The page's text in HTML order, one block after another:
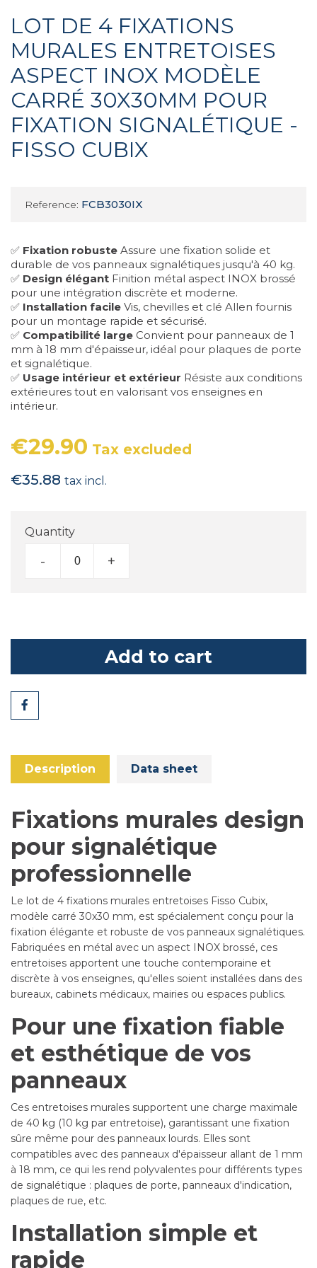
LOT DE 4 FIXATIONS
MURALES ENTRETOISES
ASPECT INOX MODÈLE
CARRÉ 30X30MM POUR
FIXATION SIGNALÉTIQUE -
FISSO CUBIX
Reference: FCB3030IX
✅ Fixation robuste Assure une fixation solide et
durable de vos panneaux signalétiques jusqu'à 40 kg.
✅ Design élégant Finition métal aspect INOX brossé
pour une intégration discrète et moderne.
✅ Installation facile Vis, chevilles et clé Allen fournis
pour un montage rapide et sécurisé.
✅ Compatibilité large Convient pour panneaux de 1
mm à 18 mm d'épaisseur, idéal pour plaques de porte
et signalétique.
✅ Usage intérieur et extérieur Résiste aux conditions
extérieures tout en valorisant vos enseignes en
intérieur.
€29.90 Tax excluded
€35.88 tax incl.
Quantity
- +
Add to cart
Share
Description Data sheet
Fixations murales design
pour signalétique
professionnelle
Le lot de 4 fixations murales entretoises Fisso Cubix,
modèle carré 30x30 mm, est spécialement conçu pour la
fixation élégante et robuste de vos panneaux signalétiques.
Fabriquées en métal avec un aspect INOX brossé, ces
entretoises apportent une touche contemporaine et
discrète à vos enseignes, qu'elles soient installées dans des
bureaux, cabinets médicaux, mairies ou espaces publics.
Pour une fixation fiable
et esthétique de vos
panneaux
Ces entretoises murales supportent une charge maximale
de 40 kg (10 kg par entretoise), garantissant une fixation
sûre même pour des panneaux lourds. Elles sont
compatibles avec des panneaux d'épaisseur allant de 1 mm
à 18 mm, ce qui les rend polyvalentes pour différents types
de signalétique : plaques de porte, panneaux d'indication,
plaques de rue, etc.
Installation simple et
rapide